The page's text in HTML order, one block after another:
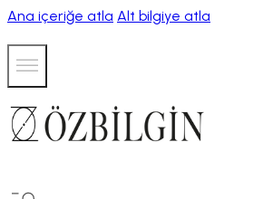
Ana içeriğe atla Alt bilgiye atla